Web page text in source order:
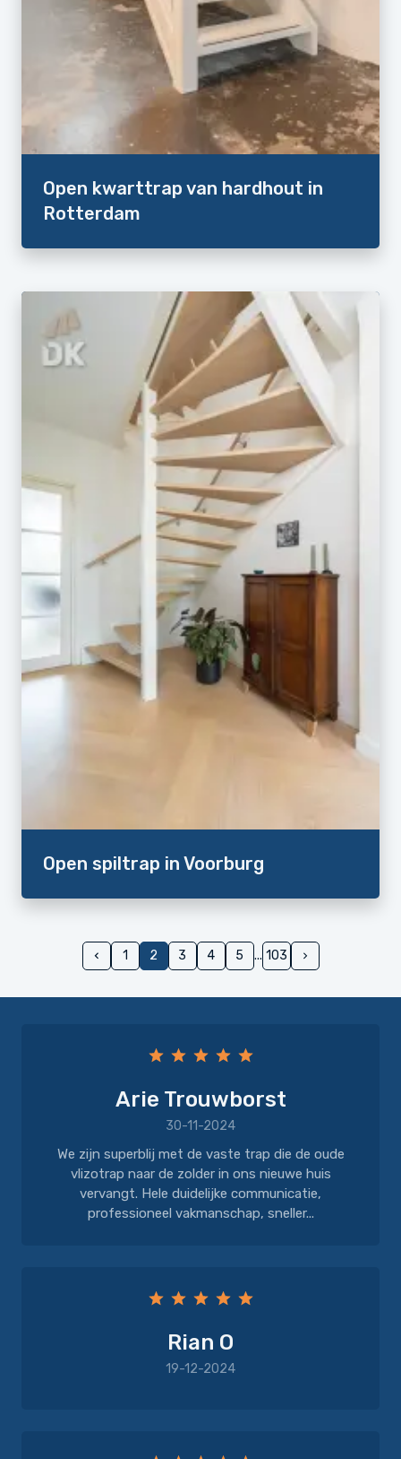
Open kwarttrap van hardhout in
Rotterdam
Open spiltrap in Voorburg
1 2 3 4 5 103
Arie Trouwborst
30-11-2024
We zijn superblij met de vaste trap die de oude
vlizotrap naar de zolder in ons nieuwe huis
vervangt. Hele duidelijke communicatie,
professioneel vakmanschap, sneller...
Rian O
19-12-2024